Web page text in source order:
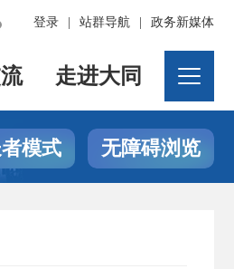
登录 站群导航 政务新媒体
走进大同
模式 无障碍浏览